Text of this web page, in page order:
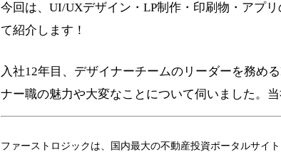
今回は、UI/UXデザイン・LP制作・印刷物・アプ
て紹介します！
入社12年目、デザイナーチームのリーダーを務め
ナー職の魅力や大変なことについて伺いました。
ファーストロジックは、国内最大の不動産投資ポータルサイト